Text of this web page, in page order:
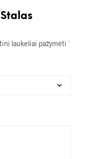
laukeliai pažymėti *